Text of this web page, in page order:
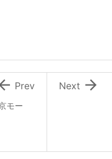

Next
モー
Prev